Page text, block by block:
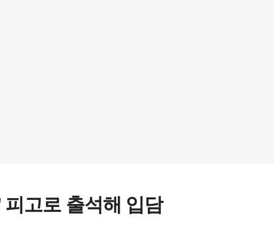
고로 출석해 입담